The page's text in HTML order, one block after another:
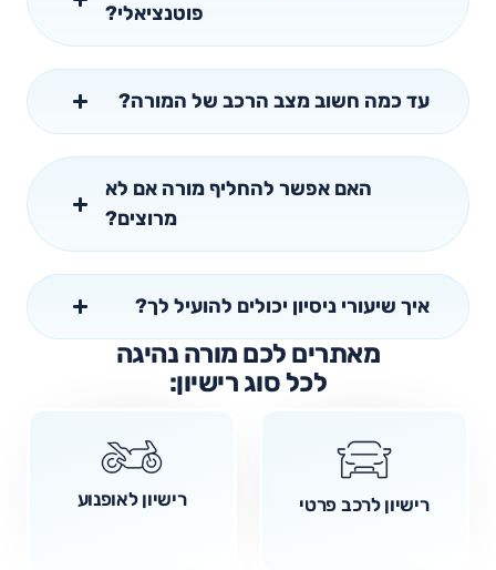
פוטנציאלי?
עד כמה חשוב מצב הרכב של המורה?
האם אפשר להחליף מורה אם לא
מרוצים?
איך שיעורי ניסיון יכולים להועיל לך?
מאתרים לכם מורה נהיגה
לכל סוג רישיון:
רישיון לרכב פרטי רישיון לאופנוע